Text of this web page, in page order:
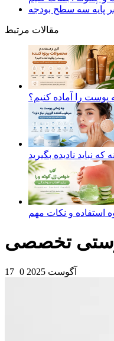
پایه سه سطح بودجه
مقالات مرتبط
پوست را آماده کنیم؟
استفاده و نکات مهم
تخصصی
17 آگوست 2025 0